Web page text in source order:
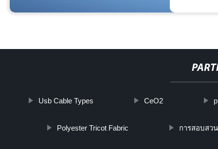
Usb Cable Types CeO2
Polyester Tricot Fabric การสอบสว